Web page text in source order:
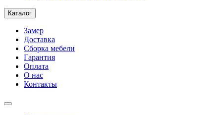
Каталог
Замер
Доставка
Сборка мебели
Гарантия
Оплата
О нас
Контакты